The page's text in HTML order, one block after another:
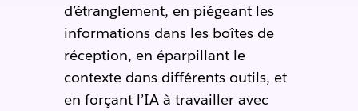
d’étranglement, en piégeant les
informations dans les boîtes de
réception, en éparpillant le
contexte dans différents outils, et
en forçant l’IA à travailler avec